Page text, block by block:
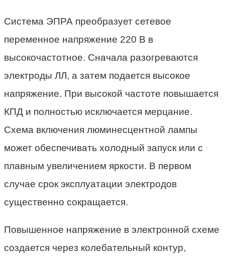
Система ЭПРА преобразует сетевое
переменное напряжение 220 В в
высокочастотное. Сначала разогреваются
электроды ЛЛ, а затем подается высокое
напряжение. При высокой частоте повышается
КПД и полностью исключается мерцание.
Схема включения люминесцентной лампы
может обеспечивать холодный запуск или с
плавным увеличением яркости. В первом
случае срок эксплуатации электродов
существенно сокращается.
Повышенное напряжение в электронной схеме
создается через колебательный контур,